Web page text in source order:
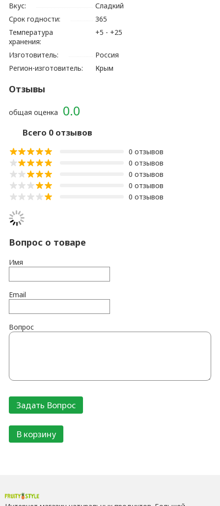
Вкус:
Сладкий
Срок годности:
365
Температура
хранения:
+5 - +25
Изготовитель:
Россия
Регион-изготовитель:
Крым
Отзывы
0.0
общая оценка
Всего 0 отзывов
0 отзывов
0 отзывов
0 отзывов
0 отзывов
0 отзывов
Вопрос о товаре
Имя
Email
Вопрос
В корзину